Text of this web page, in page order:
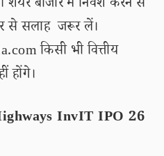
शेयर बाजार में निवेश करने से
से सलाह जरूर लें।
किसी भी वित्तीय
होंगे।
InvIT IPO 26